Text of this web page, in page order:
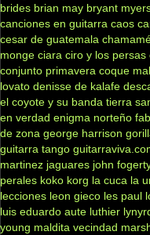
brides brian may bryant
canciones en guitarra caos
cesar de guatemala
monge ciara ciro y los persas
conjunto primavera coque
lovato denisse de kalafe
el coyote y su banda tierra
en verdad enigma norteño
de zona george harrison
guitarra tango
martinez jaguares john
perales koko korg la cuca la
lecciones leon gieco les paul
luis eduardo aute luthier
young maldita vecindad